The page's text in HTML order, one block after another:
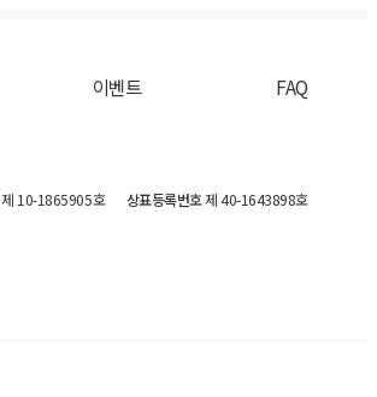
이벤트 FAQ
제 10-1865905호 상표등록번호제 40-1643898호